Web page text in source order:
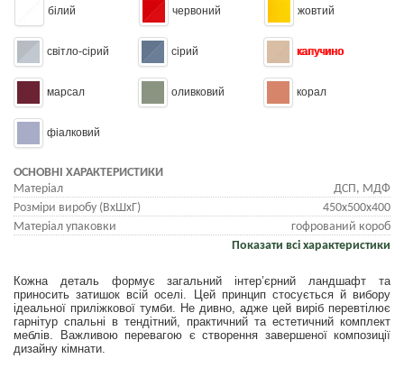
білий червоний жовтий
світло-сірий сірий капучино
марсал оливковий корал
фіалковий
ОСНОВНІ ХАРАКТЕРИСТИКИ
Матеріал
ДСП, МДФ
Розміри виробу (ВхШхГ)
450х500х400
Матеріал упаковки
гофрований короб
Показати всі характеристики
Кожна деталь формує загальний інтер’єрний ландшафт та
приносить затишок всій оселі. Цей принцип стосується й вибору
ідеальної приліжкової тумби. Не дивно, адже цей виріб перевтілює
гарнітур спальні в тендітний, практичний та естетичний комплект
меблів. Важливою перевагою є створення завершеної композиції
дизайну кімнати.